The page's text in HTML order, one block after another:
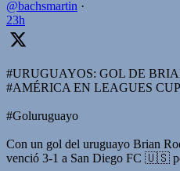
@bachsmartin ·
23h
#URUGUAYOS: GOL DE
#AMÉRICA EN LEAGUES CUP
#Goluruguayo
Con un gol del uruguayo Brian
venció 3-1 a San Diego FC 🇺🇸